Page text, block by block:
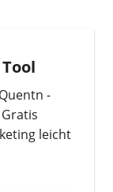
-
leicht